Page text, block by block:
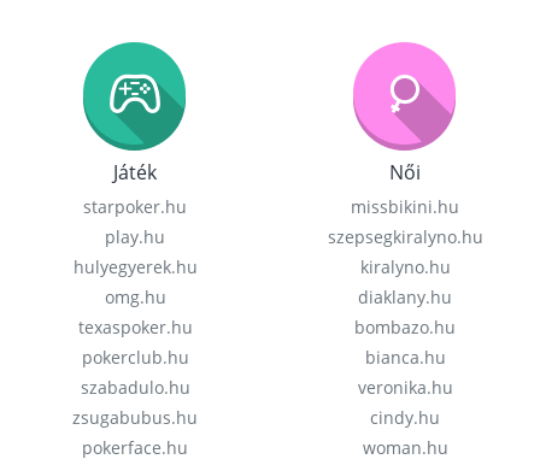
Játék
starpoker.hu
play.hu
hulyegyerek.hu
omg.hu
texaspoker.hu
pokerclub.hu
szabadulo.hu
zsugabubus.hu
pokerface.hu
Női
missbikini.hu
szepsegkiralyno.hu
kiralyno.hu
diaklany.hu
bombazo.hu
bianca.hu
veronika.hu
cindy.hu
woman.hu